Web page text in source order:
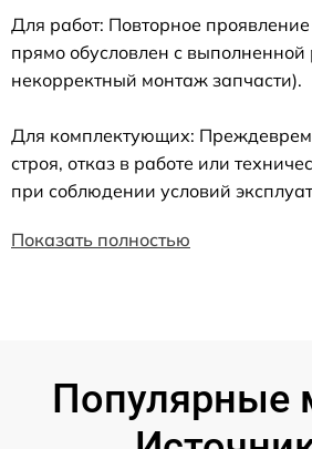
Для работ: Повторное
прямо обусловлен с
некорректный монтаж запчасти).
Для комплектующих:
строя, отказ в работе или
при соблюдении условий
Показать полностью
Популярные